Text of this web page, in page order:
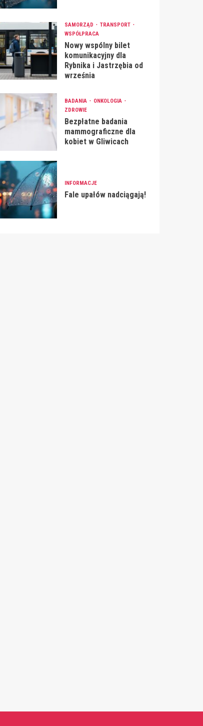
SAMORZĄD
TRANSPORT
WSPÓŁPRACA
Nowy wspólny bilet
komunikacyjny dla
Rybnika i Jastrzębia od
września
BADANIA
ONKOLOGIA
ZDROWIE
Bezpłatne badania
mammograficzne dla
kobiet w Gliwicach
INFORMACJE
Fale upałów nadciągają!